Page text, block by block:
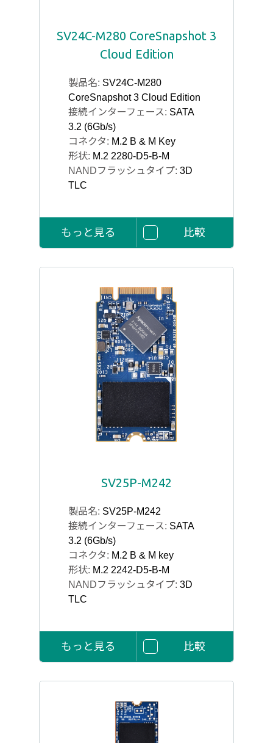
SV24C-M280 CoreSnapshot 3
Cloud Edition
製品名: SV24C-M280
CoreSnapshot 3 Cloud Edition
接続インターフェース: SATA
3.2 (6Gb/s)
コネクタ: M.2 B & M Key
形状: M.2 2280-D5-B-M
NANDフラッシュタイプ: 3D
TLC
もっと見る 比較
SV25P-M242
製品名: SV25P-M242
接続インターフェース: SATA
3.2 (6Gb/s)
コネクタ: M.2 B & M key
形状: M.2 2242-D5-B-M
NANDフラッシュタイプ: 3D
TLC
もっと見る 比較